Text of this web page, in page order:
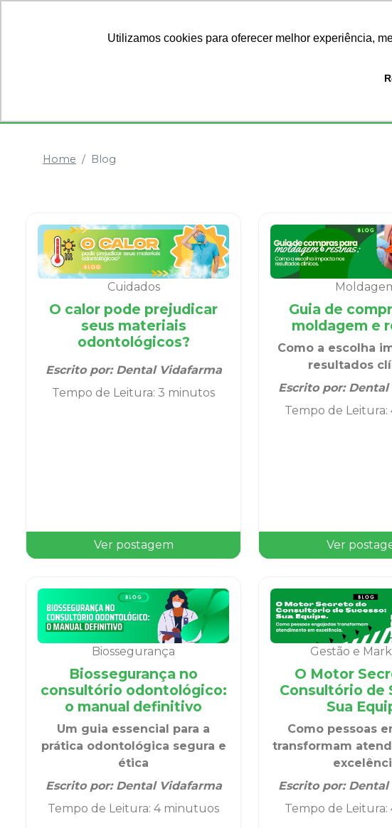
Utilizamos cookies para oferecer melhor experiência,
Home Blog
Cuidados
O calor pode prejudicar
seus materiais
odontológicos?
Escrito por: Dental Vidafarma
Tempo de Leitura: 3 minutos
Ver postagem
Guia de
moldagem e
Como a escolha
resultados
Escrito por: Dental
Tempo de Leitura:
Ver
Biossegurança
Biossegurança no
consultório odontológico:
o manual definitivo
Um guia essencial para a
prática odontológica segura e
ética
Escrito por: Dental Vidafarma
Tempo de Leitura: 4 minutuos
Gestão e
O Motor
Consultório de
Sua
Como pessoas
transformam
Escrito por: Dental
Tempo de Leitura: